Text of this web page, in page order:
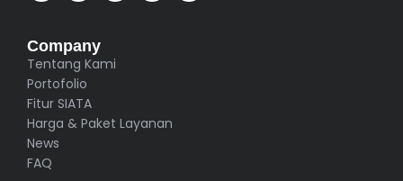
Company
Tentang Kami
Portofolio
Fitur SIATA
Harga & Paket Layanan
News
FAQ